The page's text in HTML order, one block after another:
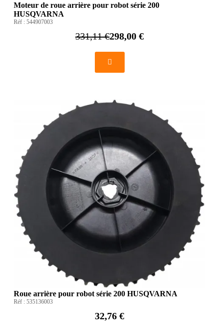
Moteur de roue arrière pour robot série 200
HUSQVARNA
Réf : 544907003
331,11 €298,00 €
Roue arrière pour robot série 200 HUSQVARNA
Réf : 535136003
32,76 €